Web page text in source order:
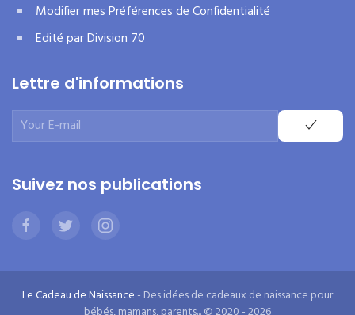
Modifier mes Préférences de Confidentialité
Edité par Division 70
Lettre d'informations
Suivez nos publications
Le Cadeau de Naissance - Des idées de cadeaux de naissance pour